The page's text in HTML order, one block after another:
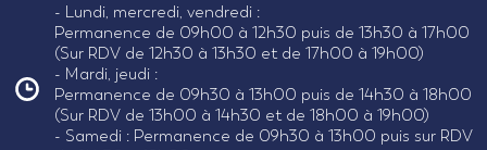
- Lundi, mercredi, vendredi :
Permanence de 09h00 à 12h30 puis de 13h30 à 17h00
(Sur RDV de 12h30 à 13h30 et de 17h00 à 19h00)
- Mardi, jeudi :
Permanence de 09h30 à 13h00 puis de 14h30 à 18h00
(Sur RDV de 13h00 à 14h30 et de 18h00 à 19h00)
- Samedi : Permanence de 09h30 à 13h00 puis sur RDV